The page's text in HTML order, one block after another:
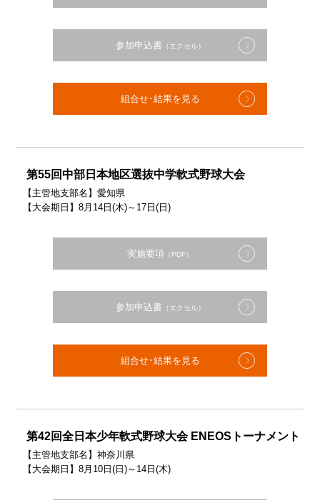
参加申込書 （エクセル）
組合せ･結果を見る
第55回中部日本地区選抜中学軟式野球大会
【主管地支部名】愛知県
【大会期日】8月14日(木)～17日(日)
実施要項 （PDF）
参加申込書 （エクセル）
組合せ･結果を見る
第42回全日本少年軟式野球大会 ENEOSトーナメント
【主管地支部名】神奈川県
【大会期日】8月10日(日)～14日(木)